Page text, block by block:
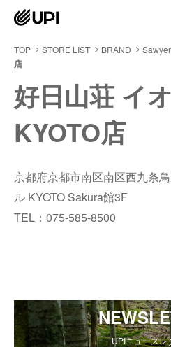
TOP STORE LIST BRAND Sawyer
店
好日山荘 イ
KYOTO店
京都府京都市南区南区西九条
ル KYOTO Sakura館3F
TEL：075-585-8500
UPIニュースレ